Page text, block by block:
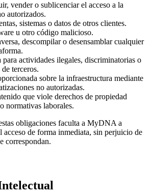
vender o sublicenciar el acceso a la
autorizados.
sistemas o datos de otros clientes.
u otro código malicioso.
descompilar o desensamblar cualquier
actividades ilegales, discriminatorias o
terceros.
sobre la infraestructura mediante
no autorizadas.
que viole derechos de propiedad
normativas laborales.
obligaciones faculta a MyDNA a
acceso de forma inmediata, sin perjuicio de
correspondan.